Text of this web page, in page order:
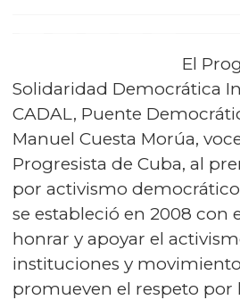
El
Solidaridad Democrática
CADAL, Puente
Manuel Cuesta Morúa,
Progresista de Cuba, al
por activismo
se estableció en 2008 con
honrar y apoyar el
instituciones y
promueven el respeto por